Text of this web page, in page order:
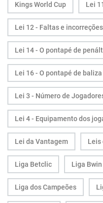
Kings World Cup Lei
Lei 12 - Faltas e incorreções
Lei 14 - O pontapé de
Lei 16 - O pontapé de baliza
Lei 3 - Número de
Lei 4 - Equipamento dos
Lei da Vantagem Leis
Liga Betclic Liga Bwin
Liga dos Campeões